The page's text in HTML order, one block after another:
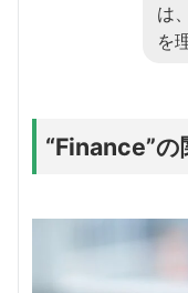
は
を
“Finance”の